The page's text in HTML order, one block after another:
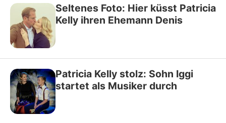
Seltenes Foto: Hier küsst Patricia
Kelly ihren Ehemann Denis
Patricia Kelly stolz: Sohn Iggi
startet als Musiker durch